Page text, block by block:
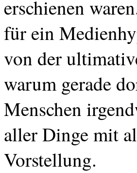
erschienen
für ein
von der
warum gerade
Menschen
aller Dinge mit
Vorstellung.